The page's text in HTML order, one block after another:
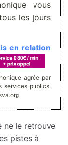
vous
les jours
en relation
agrée par
services publics.
ne le retrouve
pistes à